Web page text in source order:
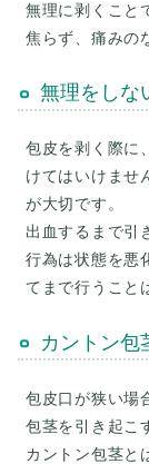
無理に剥くこと
無理をしな
包皮を剥く際に
けてはいけませ
が大切です。
出血するまで引
行為は状態を悪
カントン包
包皮口が狭い場
包茎を引き起こ
カントン包茎と